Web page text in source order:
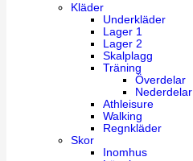
Kläder
Underkläder
Lager 1
Lager 2
Skalplagg
Träning
Överdelar
Nederdelar
Athleisure
Walking
Regnkläder
Skor
Inomhus